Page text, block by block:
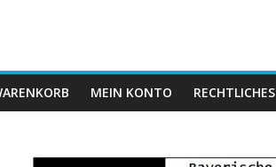
MEIN KONTO RECHTLICHES